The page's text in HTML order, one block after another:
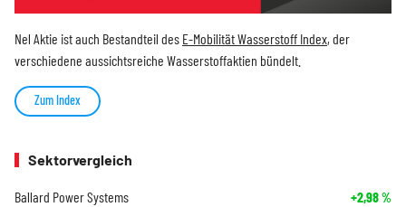
Nel Aktie ist auch Bestandteil des E-Mobilität Wasserstoff Index, der
verschiedene aussichtsreiche Wasserstoffaktien bündelt.
Zum Index
Sektorvergleich
Ballard Power Systems +2,98%